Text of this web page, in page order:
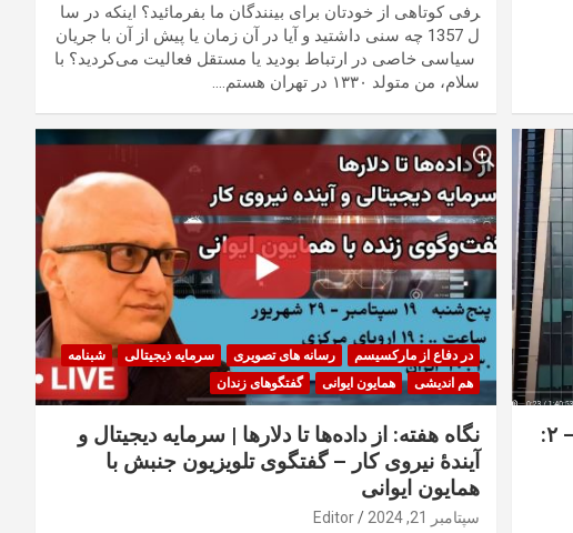
رفی کوتاهی از خودتان برای بینندگان ما بفرمائید؟ اینکه در سا
ل 1357 چه سنی داشتید و آیا در آن زمان یا پیش از آن با جریان
سیاسی خاصی در ارتباط بودید یا مستقل فعالیت می‌کردید؟ با
سلام، من متولد ۱۳۳۰ در تهران هستم.…
نگاه هفته: سرمایه دیجیتال و آیندهٔ نیروی کار – ۲:
در دفاع از مارکسیسم رسانه های تصویری سرمایه ذیجیتالی
شبنامه
هم اندیشی
همایون ایوانی گفتگوهای زندان
نگاه هفته: از داده‌ها تا دلارها | سرمایه دیجیتال و
آیندهٔ نیروی کار – گفتگوی تلویزیون جنبش با
همایون ایوانی
سپتامبر 21, 2024 Editor